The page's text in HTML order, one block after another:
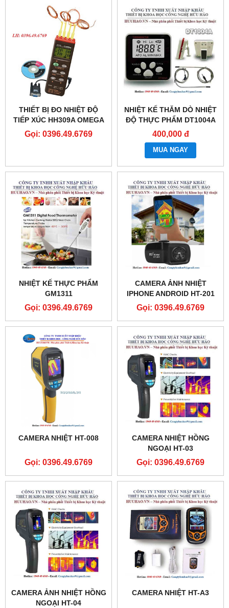
THIẾT BỊ ĐO NHIỆT ĐỘ
TIẾP XÚC HH309A OMEGA
Gọi: 0396.49.6769
NHIỆT KẾ THĂM DÒ NHIỆT
ĐỘ THỰC PHẨM DT1004A
400,000 đ
MUA NGAY
NHIỆT KẾ THỰC PHẨM
GM1311
Gọi: 0396.49.6769
CAMERA ẢNH NHIỆT
IPHONE ANDROID HT-201
Gọi: 0396.49.6769
CAMERA NHIỆT HT-008
Gọi: 0396.49.6769
CAMERA NHIỆT HỒNG
NGOẠI HT-03
Gọi: 0396.49.6769
CAMERA ẢNH NHIỆT HỒNG
NGOẠI HT-04
CAMERA NHIỆT HT-A3